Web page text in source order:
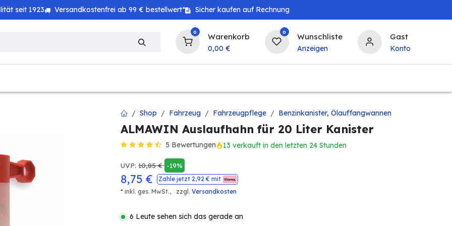
seit 1923 Versandkostenfrei ab 99 € bestellwert* Sicher kaufen auf Rechnung
0 Warenkorb
0,00 €
0 Wunschliste
Anzeigen
Gast
Konto
Shop Fahrzeug Fahrzeugpflege Benzinkanister, Ölauffangwannen
ALMAWIN Auslaufhahn für 20 Liter Kanister
5 Bewertungen 13 verkauft in den letzten 24 Stunden
UVP: 10,85€ -19%
8,75 € Zahle jetzt 2,92€ mit
* inkl. ges. MwSt.,
zzgl. Versandkosten
6 Leute sehen sich das gerade an